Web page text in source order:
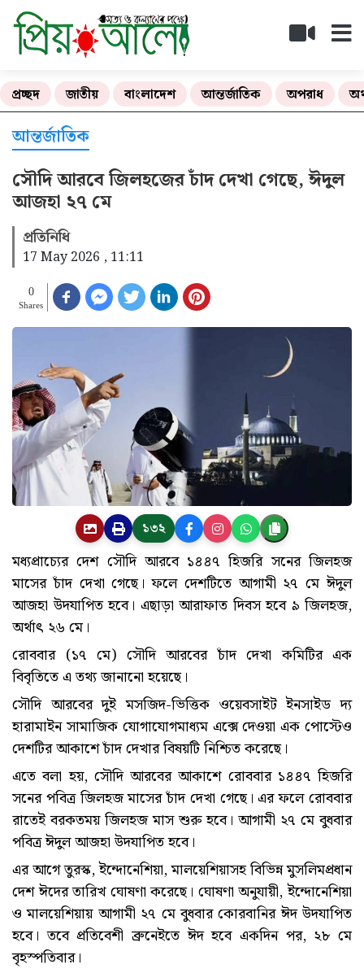
প্রচ্ছদ জাতীয় বাংলাদেশ আন্তর্জাতিক অপরাধ
আন্তর্জাতিক
সৌদি আরবে জিলহজের চাঁদ দেখা গেছে, ঈদুল
আজহা ২৭ মে
প্রতিনিধি
17 May 2026 , 11:11
0
Shares
১৩২
মধ্যপ্রাচ্যের দেশ সৌদি আরবে ১৪৪৭ হিজরি সনের জিলহজ
মাসের চাঁদ দেখা গেছে। ফলে দেশটিতে আগামী ২৭ মে ঈদুল
আজহা উদযাপিত হবে। এছাড়া আরাফাত দিবস হবে ৯ জিলহজ,
অর্থাৎ ২৬ মে।
রোববার (১৭ মে) সৌদি আরবের চাঁদ দেখা কমিটির এক
বিবৃতিতে এ তথ্য জানানো হয়েছে।
সৌদি আরবের দুই মসজিদ-ভিত্তিক ওয়েবসাইট ইনসাইড দ্য
হারামাইন সামাজিক যোগাযোগমাধ্যম এক্সে দেওয়া এক পোস্টেও
দেশটির আকাশে চাঁদ দেখার বিষয়টি নিশ্চিত করেছে।
এতে বলা হয়, সৌদি আরবের আকাশে রোববার ১৪৪৭ হিজরি
সনের পবিত্র জিলহজ মাসের চাঁদ দেখা গেছে। এর ফলে রোববার
রাতেই বরকতময় জিলহজ মাস শুরু হবে। আগামী ২৭ মে বুধবার
পবিত্র ঈদুল আজহা উদযাপিত হবে।
এর আগে তুরস্ক, ইন্দোনেশিয়া, মালয়েশিয়াসহ বিভিন্ন মুসলিমপ্রধান
দেশ ঈদের তারিখ ঘোষণা করেছে। ঘোষণা অনুযায়ী, ইন্দোনেশিয়া
ও মালয়েশিয়ায় আগামী ২৭ মে বুধবার কোরবানির ঈদ উদযাপিত
হবে। তবে প্রতিবেশী ব্রুনেইতে ঈদ হবে একদিন পর, ২৮ মে
বৃহস্পতিবার।